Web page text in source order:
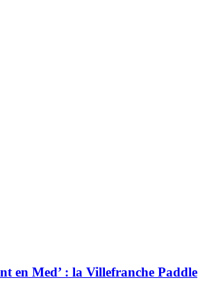
en Med’ : la Villefranche Paddle